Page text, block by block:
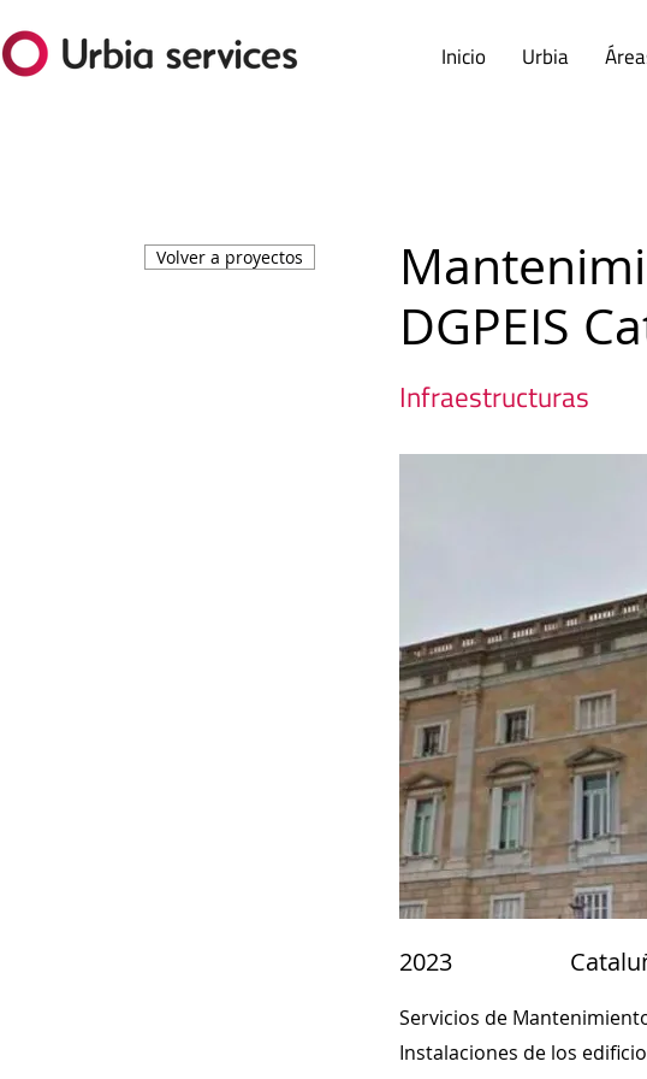
Inicio Urbia
Volver a proyectos
DGPEIS
Infraestructuras
2023
Servicios de
Instalaciones de los